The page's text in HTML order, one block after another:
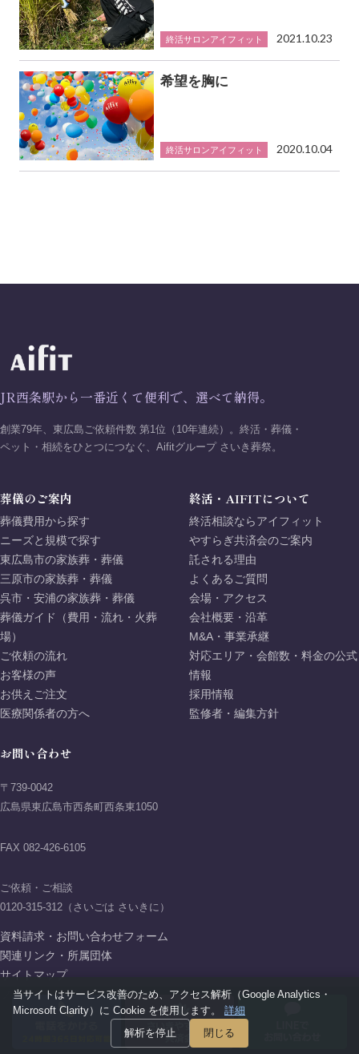
終活サロンアイフィット 2021.10.23
希望を胸に
終活サロンアイフィット 2020.10.04
JR西条駅から一番近くて便利で、選べて納得。
創業79年、東広島ご依頼件数 第1位（10年連続）。終活・葬儀・
ペット・相続をひとつにつなぐ、Aifitグループ さいき葬祭。
葬儀のご案内
葬儀費用から探す
ニーズと規模で探す
東広島市の家族葬・葬儀
三原市の家族葬・葬儀
呉市・安浦の家族葬・葬儀
葬儀ガイド（費用・流れ・火葬
場）
ご依頼の流れ
お客様の声
お供えご注文
医療関係者の方へ
終活・AIFITについて
終活相談ならアイフィット
やすらぎ共済会のご案内
託される理由
よくあるご質問
会場・アクセス
会社概要・沿革
M&A・事業承継
対応エリア・会館数・料金の公式
情報
採用情報
監修者・編集方針
お問い合わせ
〒739-0042
広島県東広島市西条町西条東1050
FAX 082-426-6105
ご依頼・ご相談
0120-315-312（さいごは さいきに）
資料請求・お問い合わせフォーム
関連リンク・所属団体
サイトマップ
プライバシーポリシー
当サイトはサービス改善のため、アクセス解析（Google Analytics・
Microsoft Clarity）に Cookie を使用します。 詳細
解析を停止
閉じる